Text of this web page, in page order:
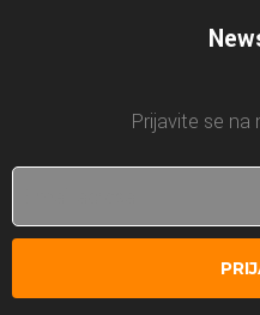
Prijavite se na